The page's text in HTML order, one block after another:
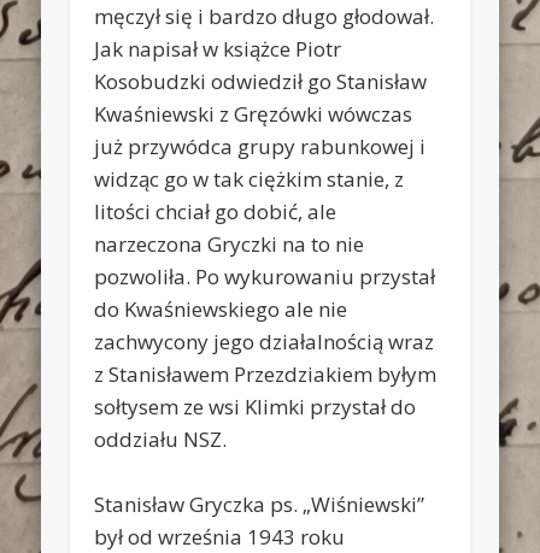
męczył się i bardzo długo głodował.
Jak napisał w książce Piotr
Kosobudzki odwiedził go Stanisław
Kwaśniewski z Gręzówki wówczas
już przywódca grupy rabunkowej i
widząc go w tak ciężkim stanie, z
litości chciał go dobić, ale
narzeczona Gryczki na to nie
pozwoliła. Po wykurowaniu przystał
do Kwaśniewskiego ale nie
zachwycony jego działalnością wraz
z Stanisławem Przezdziakiem byłym
sołtysem ze wsi Klimki przystał do
oddziału NSZ.
Stanisław Gryczka ps. „Wiśniewski”
był od września 1943 roku